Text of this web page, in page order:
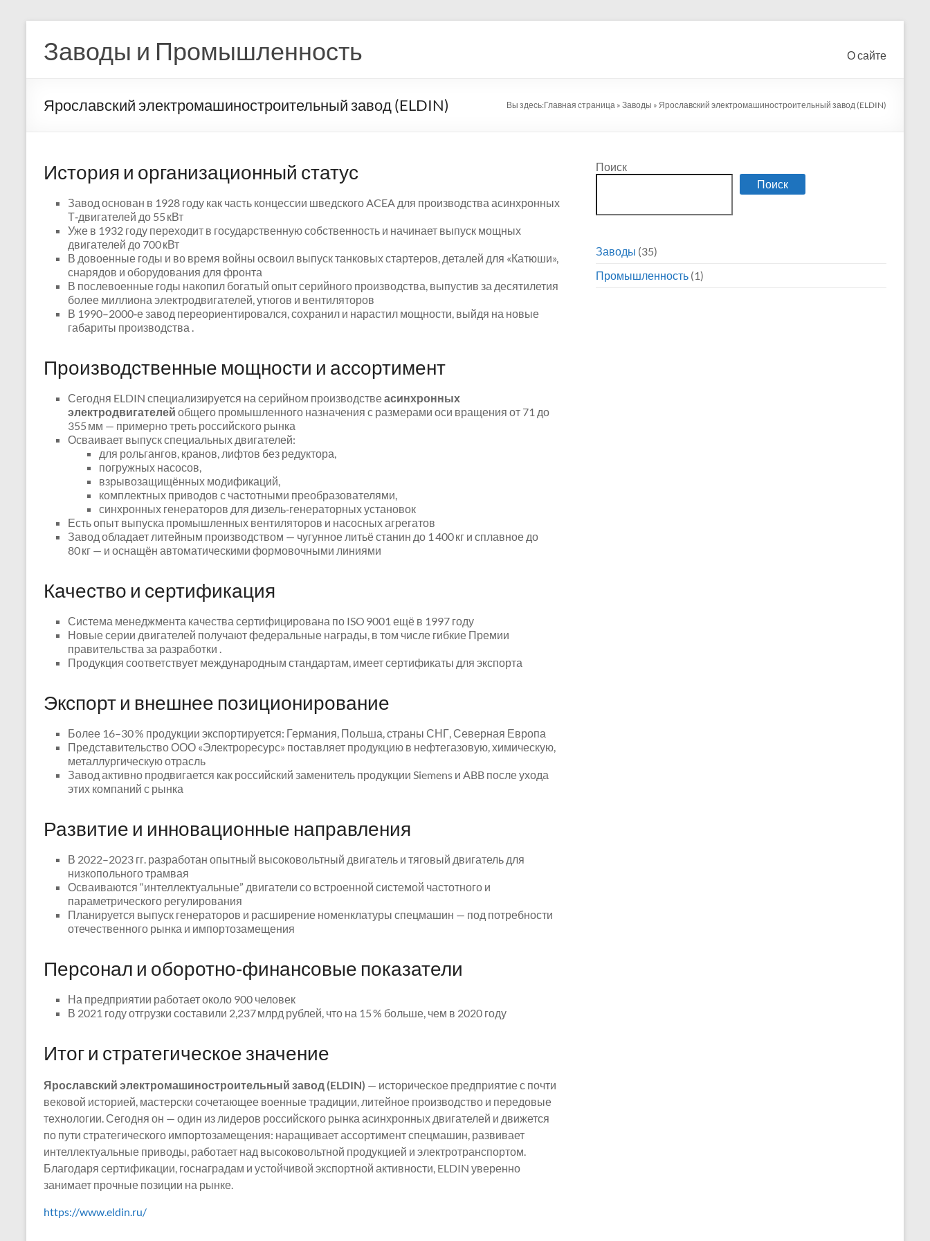
содержимому
Заводы и Промышленность О сайте
Ярославский электромашиностроительный завод (ELDIN) Вы здесь:Главная страница » Заводы » Ярославский электромашиностроительный завод (ELDIN)
История и организационный статус
Завод основан в 1928 году как часть концессии шведского ACEA для производства асинхронных
Т‑двигателей до 55 кВт
Уже в 1932 году переходит в государственную собственность и начинает выпуск мощных
двигателей до 700 кВт
В довоенные годы и во время войны освоил выпуск танковых стартеров, деталей для «Катюши»,
снарядов и оборудования для фронта
В послевоенные годы накопил богатый опыт серийного производства, выпустив за десятилетия
более миллиона электродвигателей, утюгов и вентиляторов
В 1990–2000‑е завод переориентировался, сохранил и нарастил мощности, выйдя на новые
габариты производства .
Производственные мощности и ассортимент
Сегодня ELDIN специализируется на серийном производствеасинхронных
электродвигателей общего промышленного назначения с размерами оси вращения от 71 до
355 мм — примерно треть российского рынка
Осваивает выпуск специальных двигателей:
для рольгангов, кранов, лифтов без редуктора,
погружных насосов,
взрывозащищённых модификаций,
комплектных приводов с частотными преобразователями,
синхронных генераторов для дизель‑генераторных установок
Есть опыт выпуска промышленных вентиляторов и насосных агрегатов
Завод обладает литейным производством — чугунное литьё станин до 1 400 кг и сплавное до
80 кг — и оснащён автоматическими формовочными линиями
Качество и сертификация
Система менеджмента качества сертифицирована по ISO 9001 ещё в 1997 году
Новые серии двигателей получают федеральные награды, в том числе гибкие Премии
правительства за разработки .
Продукция соответствует международным стандартам, имеет сертификаты для экспорта
Экспорт и внешнее позиционирование
Более 16–30 % продукции экспортируется: Германия, Польша, страны СНГ, Северная Европа
Представительство ООО «Электроресурс» поставляет продукцию в нефтегазовую, химическую,
металлургическую отрасль
Завод активно продвигается как российский заменитель продукции Siemens и ABB после ухода
этих компаний с рынка
Развитие и инновационные направления
В 2022–2023 гг. разработан опытный высоковольтный двигатель и тяговый двигатель для
низкопольного трамвая
Осваиваются “интеллектуальные” двигатели со встроенной системой частотного и
параметрического регулирования
Планируется выпуск генераторов и расширение номенклатуры спецмашин — под потребности
отечественного рынка и импортозамещения
Персонал и оборотно‑финансовые показатели
На предприятии работает около 900 человек
В 2021 году отгрузки составили 2,237 млрд рублей, что на 15 % больше, чем в 2020 году
Итог и стратегическое значение
Ярославский электромашиностроительный завод (ELDIN) — историческое предприятие с почти
вековой историей, мастерски сочетающее военные традиции, литейное производство и передовые
технологии. Сегодня он — один из лидеров российского рынка асинхронных двигателей и движется
по пути стратегического импортозамещения: наращивает ассортимент спецмашин, развивает
интеллектуальные приводы, работает над высоковольтной продукцией и электротранспортом.
Благодаря сертификации, госнаградам и устойчивой экспортной активности, ELDIN уверенно
занимает прочные позиции на рынке.
https://www.eldin.ru/
Поиск
Поиск
Заводы (35)
Промышленность (1)